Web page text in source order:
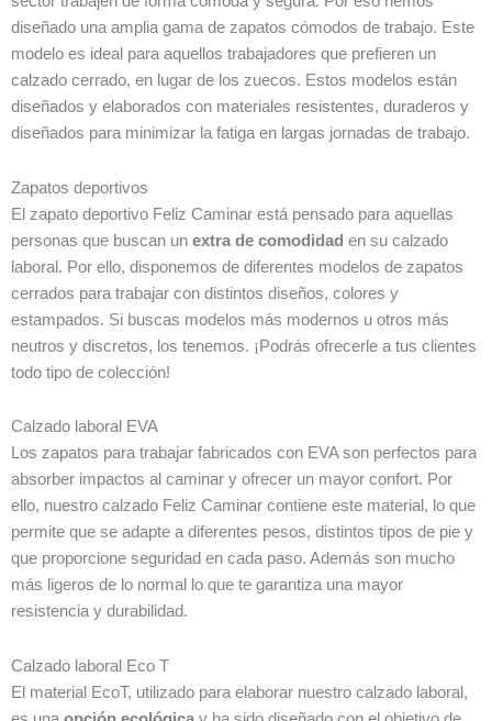
diseñado una amplia gama de zapatos cómodos de trabajo. Este
modelo es ideal para aquellos trabajadores que prefieren un
calzado cerrado, en lugar de los zuecos. Estos modelos están
diseñados y elaborados con materiales resistentes, duraderos y
diseñados para minimizar la fatiga en largas jornadas de trabajo.
Zapatos deportivos
El zapato deportivo Feliz Caminar está pensado para aquellas
personas que buscan un extra de comodidad en su calzado
laboral. Por ello, disponemos de diferentes modelos de zapatos
cerrados para trabajar con distintos diseños, colores y
estampados. Si buscas modelos más modernos u otros más
neutros y discretos, los tenemos. ¡Podrás ofrecerle a tus clientes
todo tipo de colección!
Calzado laboral EVA
Los zapatos para trabajar fabricados con EVA son perfectos para
absorber impactos al caminar y ofrecer un mayor confort. Por
ello, nuestro calzado Feliz Caminar contiene este material, lo que
permite que se adapte a diferentes pesos, distintos tipos de pie y
que proporcione seguridad en cada paso. Además son mucho
más ligeros de lo normal lo que te garantiza una mayor
resistencia y durabilidad.
Calzado laboral Eco T
El material EcoT, utilizado para elaborar nuestro calzado laboral,